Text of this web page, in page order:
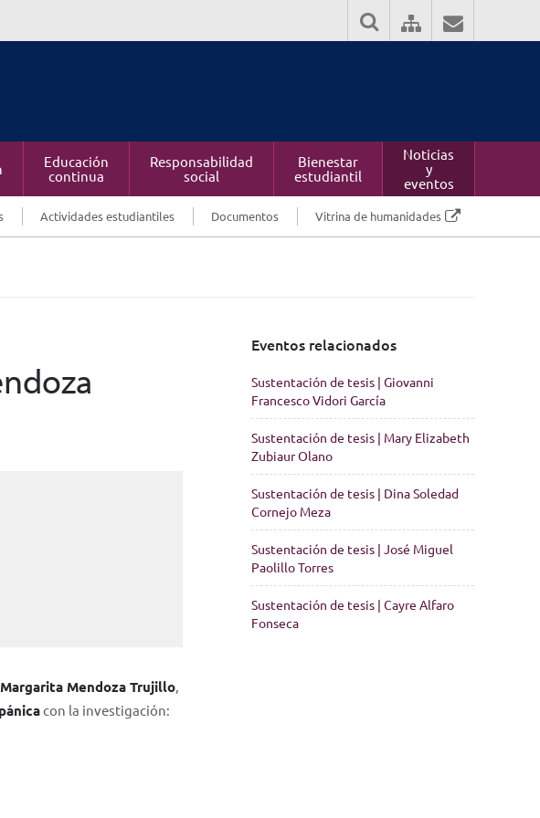
Educación
continua
Responsabilidad
social
Bienestar
estudiantil
Noticias
y
eventos
Actividades estudiantiles Documentos Vitrina de humanidades
Mendoza Trujillo,
con la investigación:
Eventos relacionados
Sustentación de tesis | Giovanni
Francesco Vidori García
Sustentación de tesis | Mary Elizabeth
Zubiaur Olano
Sustentación de tesis | Dina Soledad
Cornejo Meza
Sustentación de tesis | José Miguel
Paolillo Torres
Sustentación de tesis | Cayre Alfaro
Fonseca